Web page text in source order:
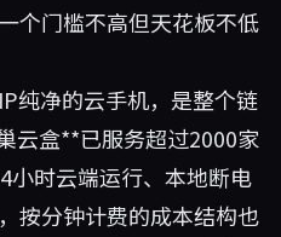
个门槛不高但天花板不低
纯净的云手机，是整个链
云盒**已服务超过2000家
时云端运行、本地断电
按分钟计费的成本结构也